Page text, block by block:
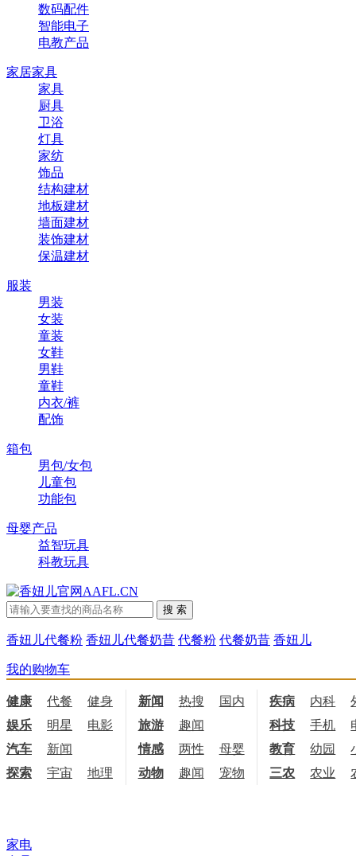
数码配件
智能电子
电教产品
家居家具
家具
厨具
卫浴
灯具
家纺
饰品
结构建材
地板建材
墙面建材
装饰建材
保温建材
服装
男装
女装
童装
女鞋
男鞋
童鞋
内衣/裤
配饰
箱包
男包/女包
儿童包
功能包
母婴产品
益智玩具
科教玩具
香妞儿代餐粉 香妞儿代餐奶昔 代餐粉 代餐奶昔 香妞儿
我的购物车
健康 代餐 健身 饮食
新闻 热搜 国内 国际
疾病 内科
娱乐
明星 电影 电视
旅游 趣闻 科技 手机
汽车
新闻 情感 两性 母婴 职场
教育 幼园
探索
宇宙 地理 天文
动物 趣闻 宠物 三农 农业
家电